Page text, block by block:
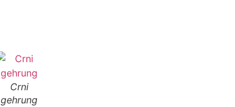
Crni
gehrung